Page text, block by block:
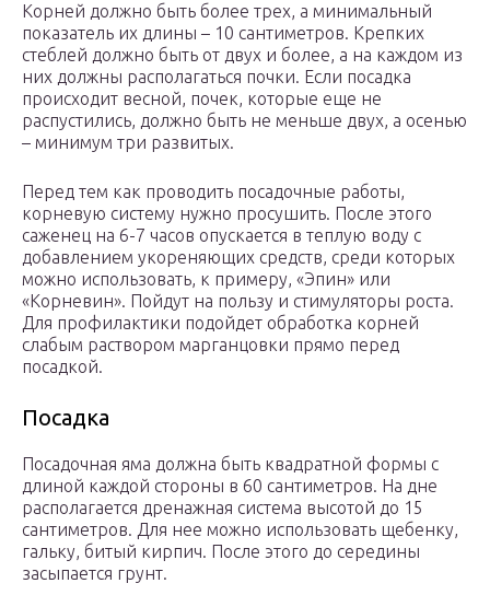
Корней должно быть более трех, а минимальный
показатель их длины – 10 сантиметров. Крепких
стеблей должно быть от двух и более, а на каждом из
них должны располагаться почки. Если посадка
происходит весной, почек, которые еще не
распустились, должно быть не меньше двух, а осенью
– минимум три развитых.
Перед тем как проводить посадочные работы,
корневую систему нужно просушить. После этого
саженец на 6-7 часов опускается в теплую воду с
добавлением укореняющих средств, среди которых
можно использовать, к примеру, «Эпин» или
«Корневин». Пойдут на пользу и стимуляторы роста.
Для профилактики подойдет обработка корней
слабым раствором марганцовки прямо перед
посадкой.
Посадка
Посадочная яма должна быть квадратной формы с
длиной каждой стороны в 60 сантиметров. На дне
располагается дренажная система высотой до 15
сантиметров. Для нее можно использовать щебенку,
гальку, битый кирпич. После этого до середины
засыпается грунт.